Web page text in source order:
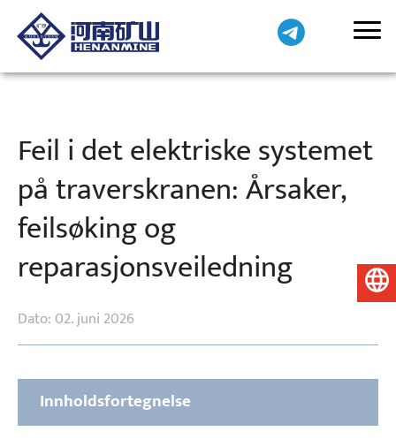
Feil i det elektriske systemet
på traverskranen: Årsaker,
feilsøking og
reparasjonsveiledning
Dato: 02. juni 2026
Innholdsfortegnelse
Norsk